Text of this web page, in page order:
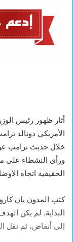
أثار ظهور رئيس
الأمريكي دونالد
خلال حديث ترامب
ورأى النشطاء على
الحقيقية اتجاه
كتب المدون يان
البداية. لم يكن
إلى أنقاض، ثم نقل